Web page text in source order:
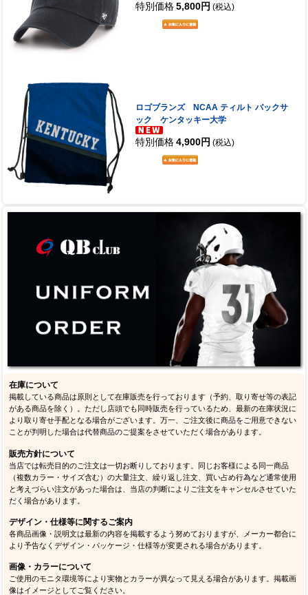
特別価格 5,800円 (税込)
ロゴブランズ NCAA ティルト バックサ
ック ケンタッキー大学
特別価格 4,900円 (税込)
在庫について
掲載している商品は原則として在庫販売を行っております（予約、取り寄せ等の表記
がある商品を除く）。ただし店頭でも同時販売を行っているため、最新の在庫状況に
より取り寄せ手配となる場合がございます。万一、ご注文後に商品をご用意できない
ことが判明した場合は代替商品のご提案をさせていただく場合があります。
販売方針について
当店では転売目的のご注文は一切お断りしております。同じお客様による同一商品
（複数カラー・サイズ含む）の大量注文、繰り返し注文、買い占め行為など通常使用
と考えづらい注文があった場合は、当店の判断によりご注文をキャンセルさせていた
だく場合があります。
デザイン・仕様等に関するご案内
各商品画像・説明文は最新の内容を掲載するよう努めておりますが、メーカー都合に
より予告なくデザイン・パッケージ・仕様等が変更される場合があります。
画像・カラーについて
ご使用のモニタ環境等により実物とカラーが異なって見える場合があります。掲載画
像はイメージとしてご覧ください。